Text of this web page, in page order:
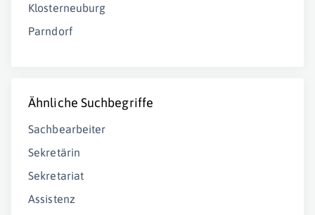
Klosterneuburg
Parndorf
Ähnliche Suchbegriffe
Sachbearbeiter
Sekretärin
Sekretariat
Assistenz